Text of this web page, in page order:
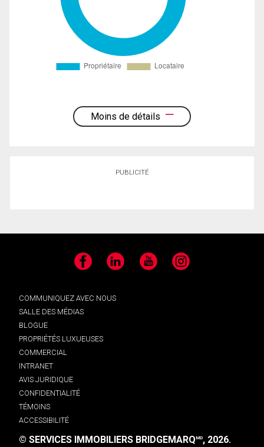
Moins de détails
PUBLICITÉ
Facebook LinkedIn YouTube Instagram
COMMUNIQUEZ AVEC NOUS
SALLE DES MÉDIAS
BLOGUE
PROPRIÉTÉS LUXUEUSES
COMMERCIAL
INTRANET
AVIS JURIDIQUE
CONFIDENTIALITÉ
TÉMOINS
ACCESSIBILITÉ
© SERVICES IMMOBILIERS BRIDGEMARQMD, 2026.